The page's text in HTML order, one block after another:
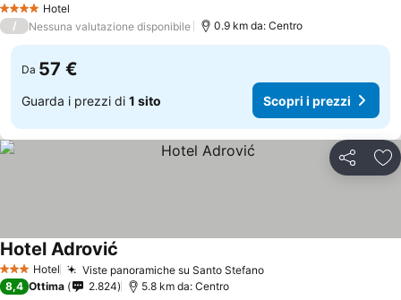
4 Stelle Hotel
/ Nessuna valutazione disponibile 0.9 km da: Centro
Da 57 €
Guarda i prezzi di 1 sito Scopri i prezzi
Condividi
3 StelleHotel Viste panoramiche su Santo Stefano
Hotel Adrović
8,4 Ottima 2.824 5.8 km da: Centro